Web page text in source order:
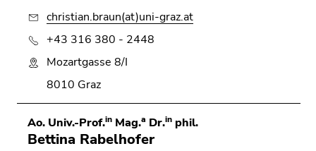
christian.braun(at)uni-graz.at
+43 316 380 - 2448
Mozartgasse 8/I
8010 Graz
Ao. Univ.-Prof.in Mag.a Dr.in phil.
Bettina Rabelhofer